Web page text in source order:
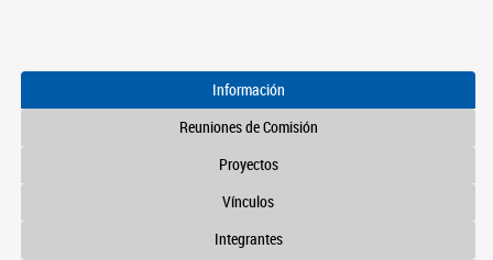
Información
Reuniones de Comisión
Proyectos
Vínculos
Integrantes